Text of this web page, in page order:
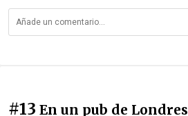
#13 En un pub de Londres